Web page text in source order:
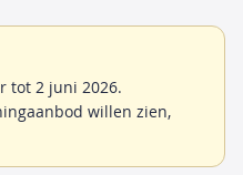
tot 2 juni 2026.
willen zien,